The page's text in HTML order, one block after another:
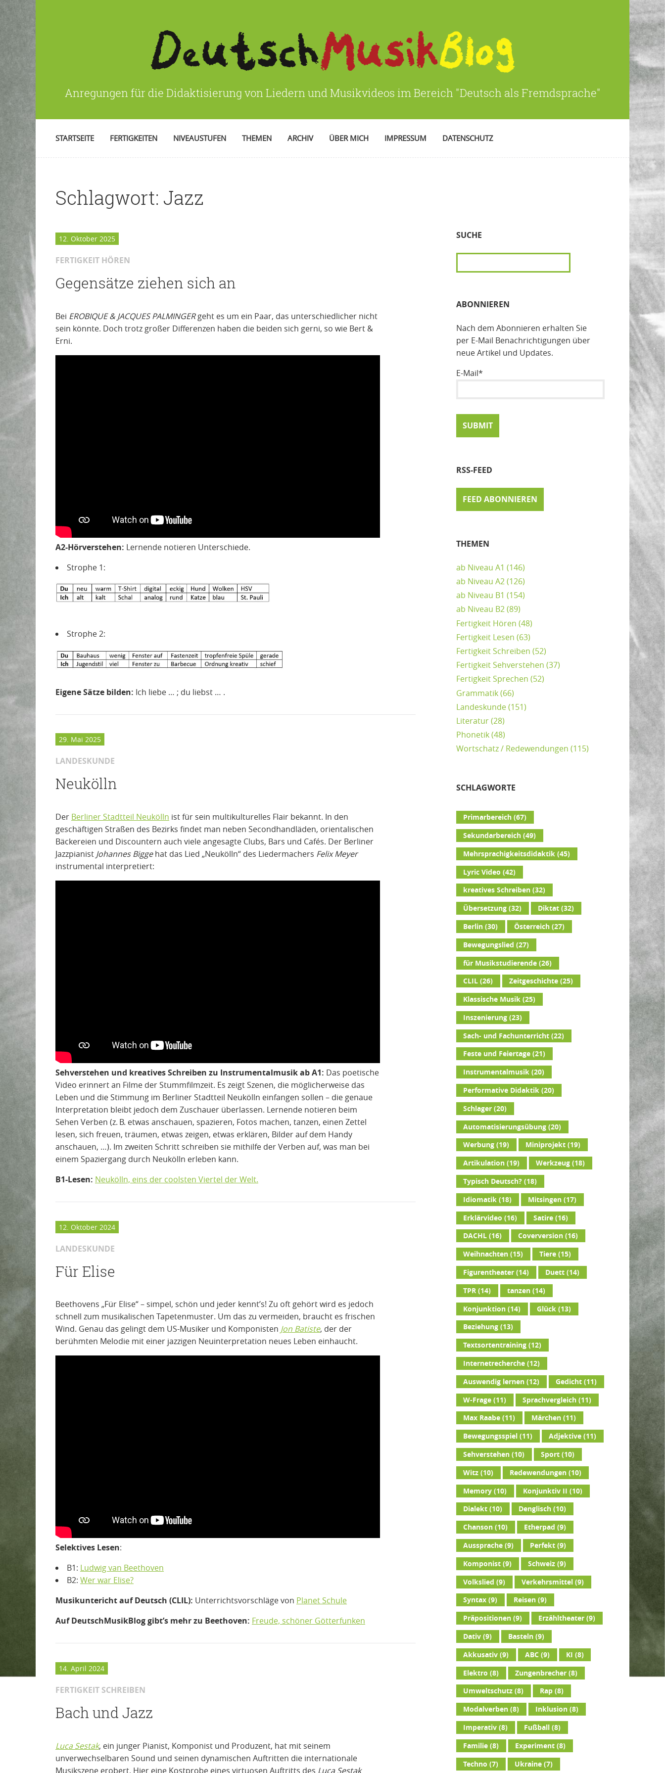
Anregungen für die Didaktisierung von Liedern und Musikvideos im Bereich "Deutsch als Fremdsprache"
STARTSEITE FERTIGKEITEN NIVEAUSTUFEN THEMEN ARCHIV ÜBER MICH IMPRESSUM DATENSCHUTZ
Schlagwort: Jazz
12. Oktober 2025
FERTIGKEIT HÖREN
Gegensätze ziehen sich an
Bei EROBIQUE & JACQUES PALMINGERgeht es um ein Paar, das unterschiedlicher nicht
sein könnte. Doch trotz großer Differenzen haben die beiden sich gerni, so wie Bert &
Erni.
A2-Hörverstehen: Lernende notieren Unterschiede.
Strophe 1:
Strophe 2:
Eigene Sätze bilden: Ich liebe … ; du liebst … .
29. Mai 2025
LANDESKUNDE
Neukölln
Der Berliner Stadtteil Neukölln ist für sein multikulturelles Flair bekannt. In den
geschäftigen Straßen des Bezirks findet man neben Secondhandläden, orientalischen
Bäckereien und Discountern auch viele angesagte Clubs, Bars und Cafés. Der Berliner
Jazzpianist Johannes Biggehat das Lied „Neukölln“ des Liedermachers Felix Meyer
instrumental interpretiert:
Sehverstehen und kreatives Schreiben zu Instrumentalmusik ab A1: Das poetische
Video erinnert an Filme der Stummfilmzeit. Es zeigt Szenen, die möglicherweise das
Leben und die Stimmung im Berliner Stadtteil Neukölln einfangen sollen – die genaue
Interpretation bleibt jedoch dem Zuschauer überlassen. Lernende notieren beim
Sehen Verben (z. B. etwas anschauen, spazieren, Fotos machen, tanzen, einen Zettel
lesen, sich freuen, träumen, etwas zeigen, etwas erklären, Bilder auf dem Handy
anschauen, …). Im zweiten Schritt schreiben sie mithilfe der Verben auf, was man bei
einem Spaziergang durch Neukölln erleben kann.
B1-Lesen: Neukölln, eins der coolsten Viertel der Welt.
12. Oktober 2024
LANDESKUNDE
Für Elise
Beethovens „Für Elise“ – simpel, schön und jeder kennt’s! Zu oft gehört wird es jedoch
schnell zum musikalischen Tapetenmuster. Um das zu vermeiden, braucht es frischen
Wind. Genau das gelingt dem US-Musiker und Komponisten Jon Batiste, der der
berühmten Melodie mit einer jazzigen Neuinterpretation neues Leben einhaucht.
Selektives Lesen:
B1: Ludwig van Beethoven
B2: Wer war Elise?
Musikuntericht auf Deutsch (CLIL): Unterrichtsvorschläge von Planet Schule
Auf DeutschMusikBlog gibt’s mehr zu Beethoven: Freude, schöner Götterfunken
14. April 2024
FERTIGKEIT SCHREIBEN
Bach und Jazz
Luca Sestak, ein junger Pianist, Komponist und Produzent, hat mit seinem
unverwechselbaren Sound und seinen dynamischen Auftritten die internationale
Musikszene erobert. Hier eine Kostprobe eines virtuosen Auftritts des Luca Sestak
SUCHE
SUCHEN
ABONNIEREN
Nach dem Abonnieren erhalten Sie
per E-Mail Benachrichtigungen über
neue Artikel und Updates.
E-Mail*
RSS-FEED
FEED ABONNIEREN
THEMEN
ab Niveau A1 (146)
ab Niveau A2(126)
ab Niveau B1 (154)
ab Niveau B2(89)
Fertigkeit Hören (48)
Fertigkeit Lesen (63)
Fertigkeit Schreiben (52)
Fertigkeit Sehverstehen (37)
Fertigkeit Sprechen (52)
Grammatik(66)
Landeskunde(151)
Literatur(28)
Phonetik(48)
Wortschatz / Redewendungen (115)
SCHLAGWORTE
Primarbereich (67)
Sekundarbereich (49)
Mehrsprachigkeitsdidaktik (45)
Lyric Video (42)
kreatives Schreiben (32)
Übersetzung (32) Diktat (32)
Berlin (30) Österreich (27)
Bewegungslied (27)
für Musikstudierende (26)
CLIL (26) Zeitgeschichte (25)
Klassische Musik (25)
Inszenierung (23)
Sach- und Fachunterricht (22)
Feste und Feiertage (21)
Instrumentalmusik (20)
Performative Didaktik (20)
Schlager (20)
Automatisierungsübung (20)
Werbung (19) Miniprojekt (19)
Artikulation (19) Werkzeug (18)
Typisch Deutsch? (18)
Idiomatik (18) Mitsingen (17)
Erklärvideo (16) Satire (16)
DACHL (16) Coverversion (16)
Weihnachten (15) Tiere (15)
Figurentheater (14) Duett (14)
TPR (14) tanzen (14)
Konjunktion (14) Glück (13)
Beziehung (13)
Textsortentraining (12)
Internetrecherche (12)
Auswendig lernen (12) Gedicht (11)
W-Frage (11) Sprachvergleich (11)
Max Raabe (11) Märchen (11)
Bewegungsspiel (11) Adjektive (11)
Sehverstehen (10) Sport (10)
Witz (10) Redewendungen (10)
Memory (10) Konjunktiv II (10)
Dialekt (10) Denglisch (10)
Chanson (10) Etherpad (9)
Aussprache (9) Perfekt (9)
Komponist (9) Schweiz (9)
Volkslied (9) Verkehrsmittel (9)
Syntax (9) Reisen (9)
Präpositionen (9) Erzähltheater (9)
Dativ (9) Basteln (9)
Akkusativ (9) ABC (9) KI (8)
Elektro (8) Zungenbrecher (8)
Umweltschutz (8) Rap (8)
Modalverben (8) Inklusion (8)
Imperativ (8) Fußball (8)
Familie (8) Experiment (8)
Techno (7) Ukraine (7)